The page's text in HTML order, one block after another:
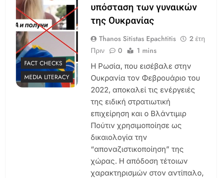
FACT CHECKS
MEDIA LITERACY
υπόσταση των γυναικών
της Ουκρανίας
Thanos Sitistas Epachtitis
2 έτη
Πριν
0 1 mins
Η Ρωσία, που εισέβαλε στην
Ουκρανία τον Φεβρουάριο του
2022, αποκαλεί τις ενέργειές
της ειδική στρατιωτική
επιχείρηση και ο Βλάντιμιρ
Πούτιν χρησιμοποίησε ως
δικαιολογία την
“αποναζιστικοποίηση” της
χώρας. Η απόδοση τέτοιων
χαρακτηρισμών στον αντίπαλο,